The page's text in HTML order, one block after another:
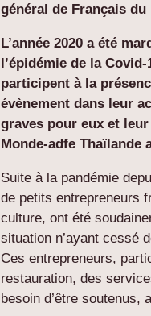
général de Français
L’année 2020 a été
l’épidémie de la
participent à la
évènement dans leur
graves pour eux et
Monde-adfe Thaïlande
Suite à la pandémie
de petits entrepreneurs
culture, ont été
situation n’ayant cessé
Ces entrepreneurs,
restauration, des
besoin d’être soutenus,